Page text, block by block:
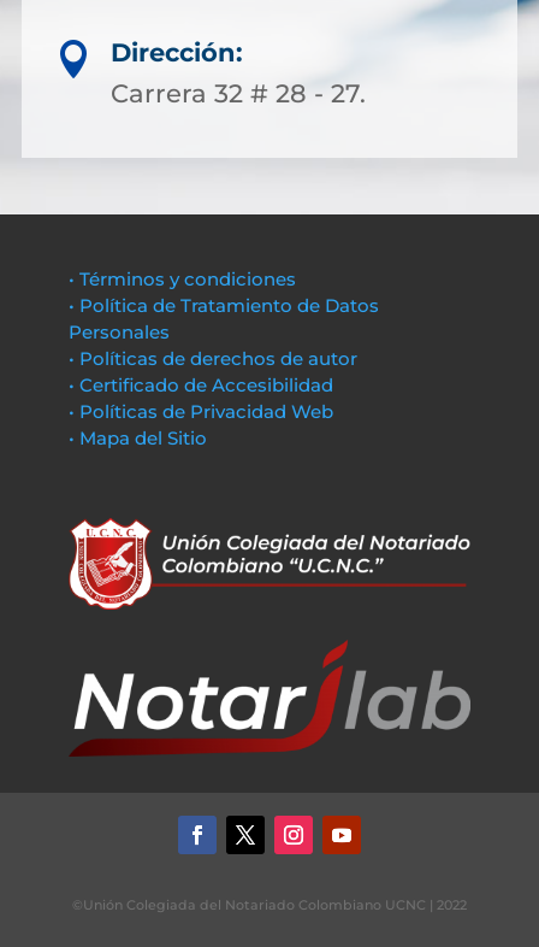

Dirección:
Carrera 32 # 28 - 27.
• Términos y condiciones
• Política de Tratamiento de Datos
Personales
• Políticas de derechos de autor
• Certificado de Accesibilidad
• Políticas de Privacidad Web
• Mapa del Sitio
©Unión Colegiada del Notariado Colombiano UCNC | 2022